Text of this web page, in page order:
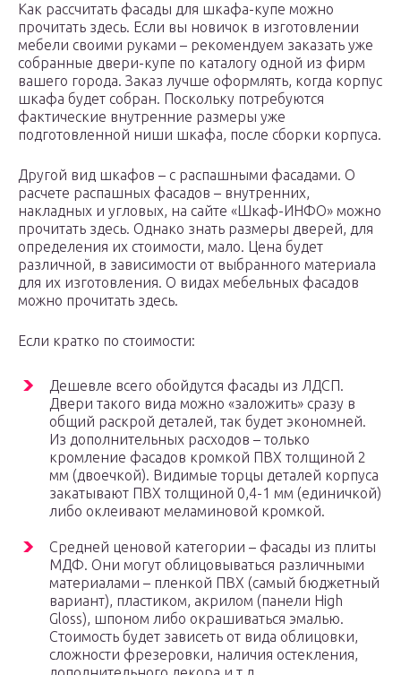
Как рассчитать фасады для шкафа-купе можно
прочитать здесь. Если вы новичок в изготовлении
мебели своими руками – рекомендуем заказать уже
собранные двери-купе по каталогу одной из фирм
вашего города. Заказ лучше оформлять, когда корпус
шкафа будет собран. Поскольку потребуются
фактические внутренние размеры уже
подготовленной ниши шкафа, после сборки корпуса.
Другой вид шкафов – с распашными фасадами. О
расчете распашных фасадов – внутренних,
накладных и угловых, на сайте «Шкаф-ИНФО» можно
прочитать здесь. Однако знать размеры дверей, для
определения их стоимости, мало. Цена будет
различной, в зависимости от выбранного материала
для их изготовления. О видах мебельных фасадов
можно прочитать здесь.
Если кратко по стоимости:
Дешевле всего обойдутся фасады из ЛДСП.
Двери такого вида можно «заложить» сразу в
общий раскрой деталей, так будет экономней.
Из дополнительных расходов – только
кромление фасадов кромкой ПВХ толщиной 2
мм (двоечкой). Видимые торцы деталей корпуса
закатывают ПВХ толщиной 0,4-1 мм (единичкой)
либо оклеивают меламиновой кромкой.
Средней ценовой категории – фасады из плиты
МДФ. Они могут облицовываться различными
материалами – пленкой ПВХ (самый бюджетный
вариант), пластиком, акрилом (панели High
Gloss), шпоном либо окрашиваться эмалью.
Стоимость будет зависеть от вида облицовки,
сложности фрезеровки, наличия остекления,